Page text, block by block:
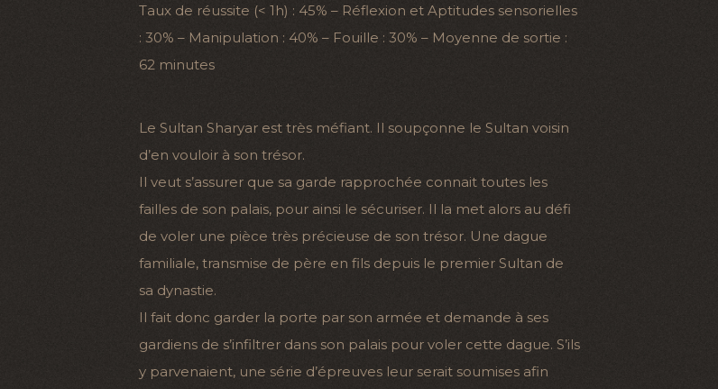
Taux de réussite (< 1h) : 45% – Réflexion et Aptitudes sensorielles
: 30% – Manipulation : 40% – Fouille : 30% – Moyenne de sortie :
62 minutes
Le Sultan Sharyar est très méfiant. Il soupçonne le Sultan voisin
d’en vouloir à son trésor.
Il veut s’assurer que sa garde rapprochée connait toutes les
failles de son palais, pour ainsi le sécuriser. Il la met alors au défi
de voler une pièce très précieuse de son trésor. Une dague
familiale, transmise de père en fils depuis le premier Sultan de
sa dynastie.
Il fait donc garder la porte par son armée et demande à ses
gardiens de s’infiltrer dans son palais pour voler cette dague. S’ils
y parvenaient, une série d’épreuves leur serait soumises afin